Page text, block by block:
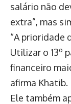
salário não
extra”, mas
“A prioridade
Utilizar o 13º
financeiro
afirma Khatib.
Ele também